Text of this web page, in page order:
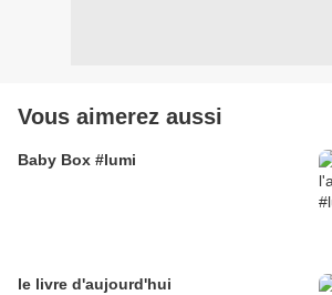
Vous aimerez aussi
Baby Box #lumi
le livre d'aujourd'hui